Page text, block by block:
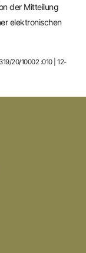
der Mitteilung
elektronischen
20/10002 :010 | 12-